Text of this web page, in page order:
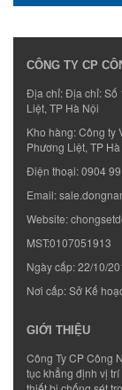
CÔNG TY CP
Địa chỉ: Địa chỉ: Số
Liệt, TP Hà Nội
Kho hàng: Công ty
Phương Liệt, TP
Điện thoại:0904
Email:
Website:
MST:0107051913
Ngày cấp: 22/10/
Nơi cấp: Sở Kế
GIỚI THIỆU
Công Ty CP Công
tục khẳng định vị